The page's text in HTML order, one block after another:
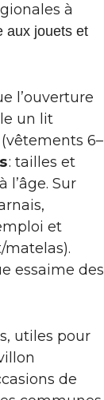
à
aux jouets et
l’ouverture
un lit
6–
: tailles et
l’âge. Sur
et
matelas).
essaime des
utiles pour
de